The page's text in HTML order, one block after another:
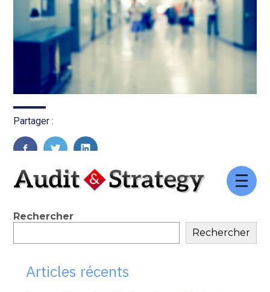
Aller
Partager :
Blog
sidebar
Rechercher
Rechercher
Articles récents